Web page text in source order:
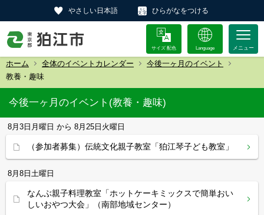
やさしい日本語 ひらがなをつける
サイズ 配色 Language
ホーム 全体のイベントカレンダー
今後一ヶ月のイベント
教養・趣味
今後一ヶ月のイベント(教養・趣味)
8月3日 月曜日 から 8月25日 火曜日
（参加者募集）伝統文化親子教室「狛江琴子ども教室」
8月8日 土曜日
なんぶ親子料理教室「ホットケーキミックスで簡単おい
しいおやつ大会」（南部地域センター）